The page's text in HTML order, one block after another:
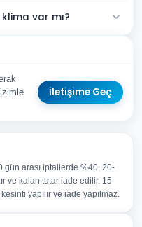
var mı?
İletişime Geç
arası iptallerde %40, 20-
ve kalan tutar iade edilir. 15
yapılır ve iade yapılmaz.